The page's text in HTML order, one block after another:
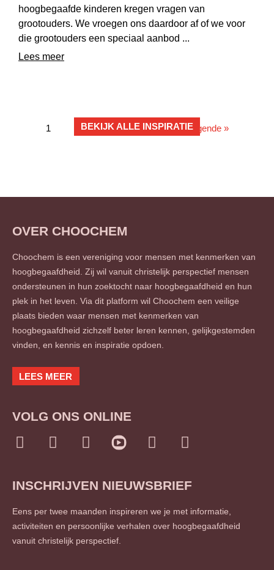
hoogbegaafde kinderen kregen vragen van
grootouders. We vroegen ons daardoor af of we voor
die grootouders een speciaal aanbod ...
Lees meer
1 3 … 13 Volgende »
BEKIJK ALLE INSPIRATIE
OVER CHOOCHEM
Choochem is een vereniging voor mensen met kenmerken van
hoogbegaafdheid. Zij wil vanuit christelijk perspectief mensen
ondersteunen in hun zoektocht naar hoogbegaafdheid en hun
plek in het leven. Via dit platform wil Choochem een veilige
plaats bieden waar mensen met kenmerken van
hoogbegaafdheid zichzelf beter leren kennen, gelijkgestemden
vinden, en kennis en inspiratie opdoen.
LEES MEER
VOLG ONS ONLINE
I
t
g
r
a
F
e
o
o
k
L
k
d
i
n
T
t
e
r
S
n
c
l
INSCHRIJVEN NIEUWSBRIEF
Eens per twee maanden inspireren we je met informatie,
activiteiten en persoonlijke verhalen over hoogbegaafdheid
vanuit christelijk perspectief.